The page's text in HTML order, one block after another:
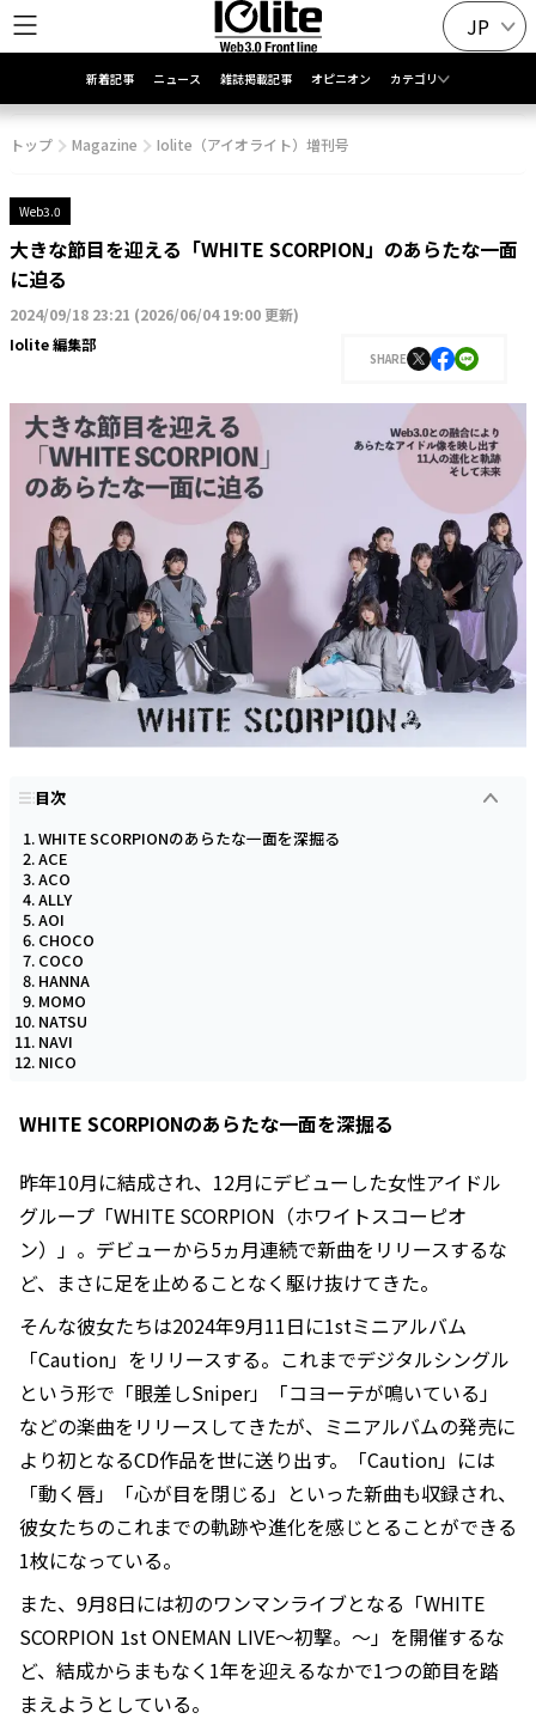
JP
新着記事 ニュース 雑誌掲載記事 オピニオン カテゴリ
トップ Magazine Iolite（アイオライト）増刊号
Web3.0
大きな節目を迎える「WHITE SCORPION」のあらたな一面
に迫る
2024/09/18 23:21 (2026/06/04 19:00 更新)
Iolite 編集部
SHARE
目次
WHITE SCORPIONのあらたな一面を深掘る
ACE
ACO
ALLY
AOI
CHOCO
COCO
HANNA
MOMO
NATSU
NAVI
NICO
WHITE SCORPIONのあらたな一面を深掘る
昨年10月に結成され、12月にデビューした女性アイドル
グループ「WHITE SCORPION（ホワイトスコーピオ
ン）」。デビューから5ヵ月連続で新曲をリリースするな
ど、まさに足を止めることなく駆け抜けてきた。
そんな彼女たちは2024年9月11日に1stミニアルバム
「Caution」をリリースする。これまでデジタルシングル
という形で「眼差しSniper」「コヨーテが鳴いている」
などの楽曲をリリースしてきたが、ミニアルバムの発売に
より初となるCD作品を世に送り出す。「Caution」には
「動く唇」「心が目を閉じる」といった新曲も収録され、
彼女たちのこれまでの軌跡や進化を感じとることができる
1枚になっている。
また、9月8日には初のワンマンライブとなる「WHITE
SCORPION 1st ONEMAN LIVE～初撃。～」を開催するな
ど、結成からまもなく1年を迎えるなかで1つの節目を踏
まえようとしている。